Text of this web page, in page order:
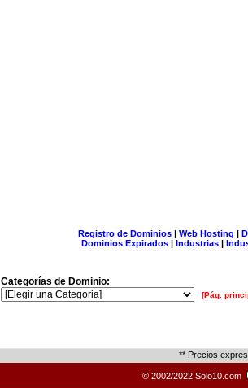
Registro de Dominios| Web Hosting |
Dominios Expirados | Industrias |
Categorías de Dominio:
[Pág.
** Precios
© 2002/2022 Solo10.com